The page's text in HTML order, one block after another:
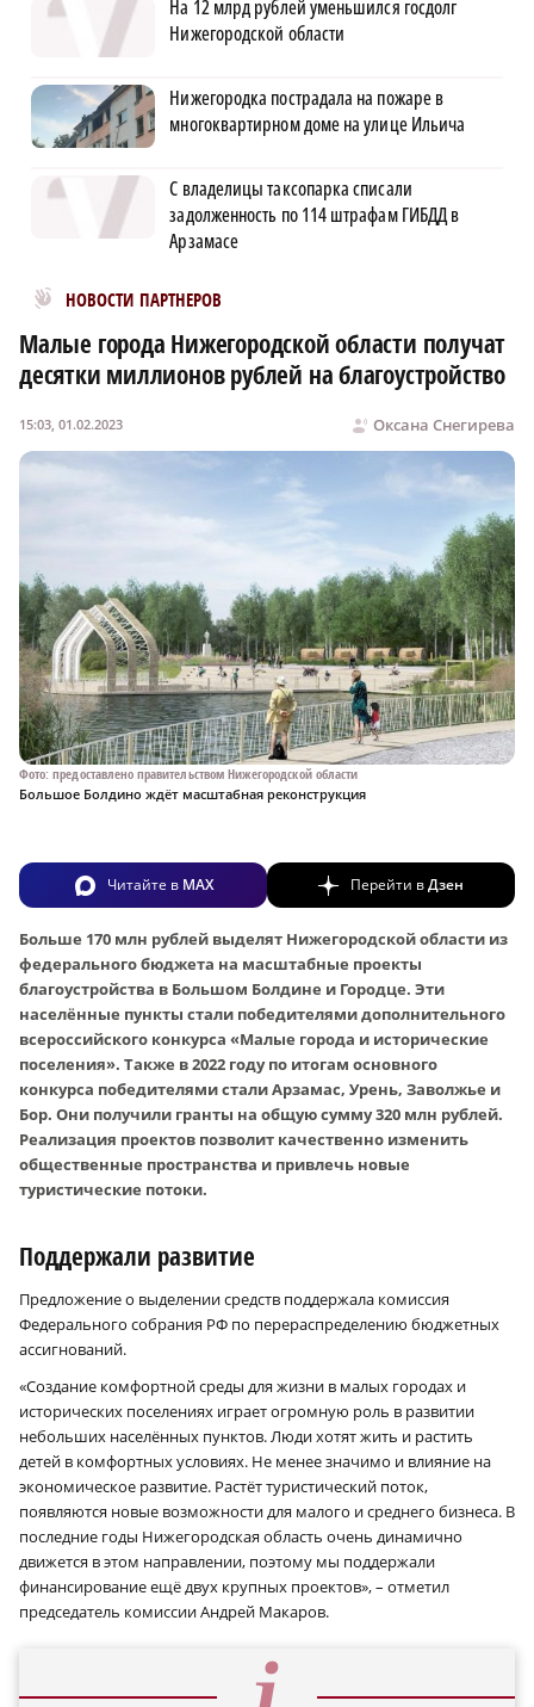
На 12 млрд рублей уменьшился госдолг
Нижегородской области
Нижегородка пострадала на пожаре в
многоквартирном доме на улице Ильича
С владелицы таксопарка списали
задолженность по 114 штрафам ГИБДД в
Арзамасе
НОВОСТИ ПАРТНЕРОВ
Новости МирТесен
Малые города Нижегородской области получат
десятки миллионов рублей на благоустройство
Оксана Снегирева
15:03, 01.02.2023
Фото: предоставлено правительством Нижегородской области
Большое Болдино ждёт масштабная реконструкция
Читайте в MAX Перейти вДзен
Больше 170 млн рублей выделят Нижегородской области из
федерального бюджета на масштабные проекты
благоустройства в Большом Болдине и Городце. Эти
населённые пункты стали победителями дополнительного
всероссийского конкурса «Малые города и исторические
поселения». Также в 2022 году по итогам основного
конкурса победителями стали Арзамас, Урень, Заволжье и
Бор. Они получили гранты на общую сумму 320 млн рублей.
Реализация проектов позволит качественно изменить
общественные пространства и привлечь новые
туристические потоки.
Поддержали развитие
Предложение о выделении средств поддержала комиссия
Федерального собрания РФ по перераспределению бюджетных
ассигнований.
«Создание комфортной среды для жизни в малых городах и
исторических поселениях играет огромную роль в развитии
небольших населённых пунктов. Люди хотят жить и растить
детей в комфортных условиях. Не менее значимо и влияние на
экономическое развитие. Растёт туристический поток,
появляются новые возможности для малого и среднего бизнеса. В
последние годы Нижегородская область очень динамично
движется в этом направлении, поэтому мы поддержали
финансирование ещё двух крупных проектов», – отметил
председатель комиссии Андрей Макаров.